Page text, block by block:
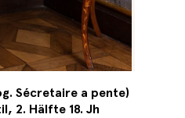
Sécretaire a pente)
2. Hälfte 18. Jh